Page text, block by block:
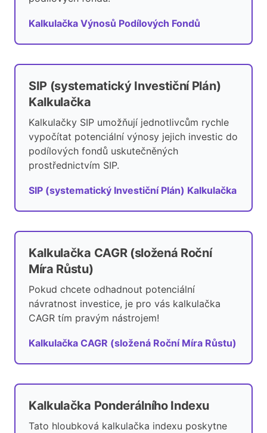
Kalkulačka Výnosů Podílových Fondů
SIP (systematický Investiční Plán)
Kalkulačka
Kalkulačky SIP umožňují jednotlivcům rychle
vypočítat potenciální výnosy jejich investic do
podílových fondů uskutečněných
prostřednictvím SIP.
SIP (systematický Investiční Plán) Kalkulačka
Kalkulačka CAGR (složená Roční
Míra Růstu)
Pokud chcete odhadnout potenciální
návratnost investice, je pro vás kalkulačka
CAGR tím pravým nástrojem!
Kalkulačka CAGR (složená Roční Míra Růstu)
Kalkulačka Ponderálního Indexu
Tato hloubková kalkulačka indexu poskytne